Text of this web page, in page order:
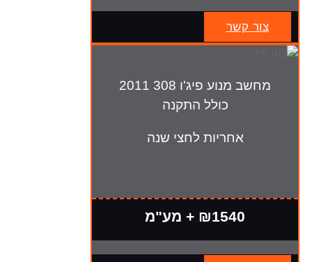
צור קשר
מחשב מנוע פיג'ו 308 2011
כולל התקנה
אחריות לחצי שנה
₪1540 + מע"מ